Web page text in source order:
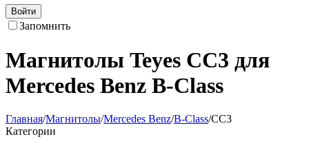
Войти
Запомнить
Магнитолы Teyes CC3 для
Mercedes Benz B-Class
Главная/Магнитолы/Mercedes Benz/B-Class/CC3
Категории